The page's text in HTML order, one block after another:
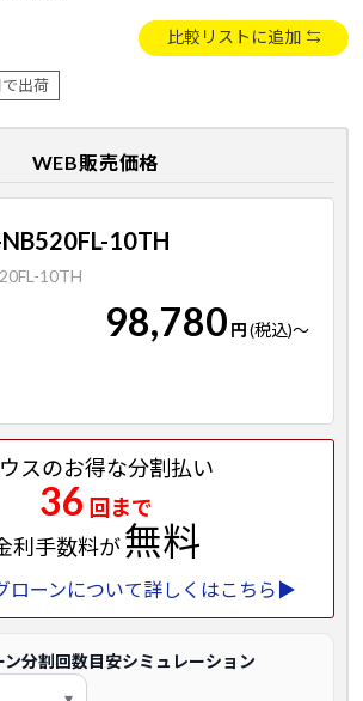
比較リストに追加
出荷
WEB販売価格
10TH
10TH
98,780 円(税込)～
スのお得な分割払い
36 回まで
利手数料が無料
ローンについて詳しくはこちら▶
分割回数目安シミュレーション